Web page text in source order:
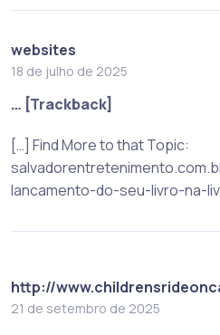
websites
18 de julho de 2025
… [Trackback]
[…] Find More to that Topic:
lancamento-do-seu-livro-na-
http://
21 de setembro de 2025